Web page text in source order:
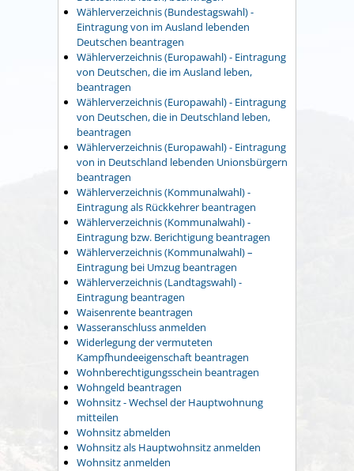
Wählerverzeichnis (Bundestagswahl) -
Eintragung von im Ausland lebenden
Deutschen beantragen
Wählerverzeichnis (Europawahl) - Eintragung
von Deutschen, die im Ausland leben,
beantragen
Wählerverzeichnis (Europawahl) - Eintragung
von Deutschen, die in Deutschland leben,
beantragen
Wählerverzeichnis (Europawahl) - Eintragung
von in Deutschland lebenden Unionsbürgern
beantragen
Wählerverzeichnis (Kommunalwahl) -
Eintragung als Rückkehrer beantragen
Wählerverzeichnis (Kommunalwahl) -
Eintragung bzw. Berichtigung beantragen
Wählerverzeichnis (Kommunalwahl) –
Eintragung bei Umzug beantragen
Wählerverzeichnis (Landtagswahl) -
Eintragung beantragen
Waisenrente beantragen
Wasseranschluss anmelden
Widerlegung der vermuteten
Kampfhundeeigenschaft beantragen
Wohnberechtigungsschein beantragen
Wohngeld beantragen
Wohnsitz - Wechsel der Hauptwohnung
mitteilen
Wohnsitz abmelden
Wohnsitz als Hauptwohnsitz anmelden
Wohnsitz anmelden